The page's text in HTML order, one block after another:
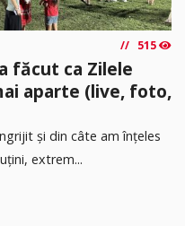
515
făcut ca Zilele
aparte (live, foto,
și din câte am înțeles
extrem...